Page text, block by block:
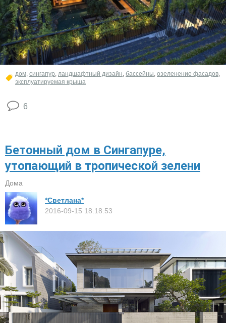
дом, сингапур, ландшафтный дизайн, бассейны, озеленение фасадов,
эксплуатируемая крыша
6
Бетонный дом в Сингапуре,
утопающий в тропической зелени
Дома
*Светлана*
2016-09-15 18:18:53